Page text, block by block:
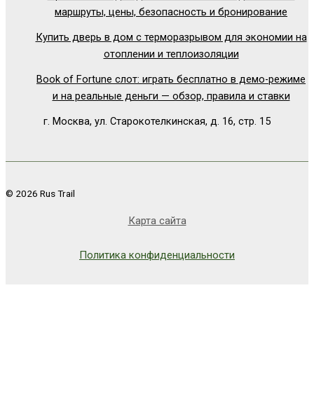
маршруты, цены, безопасность и бронирование
Купить дверь в дом с терморазрывом для экономии на
отоплении и теплоизоляции
Book of Fortune слот: играть бесплатно в демо-режиме
и на реальные деньги — обзор, правила и ставки
г. Москва, ул. Старокотелкинская, д. 16, стр. 15
© 2026 Rus Trail
Карта сайта
Политика конфиденциальности